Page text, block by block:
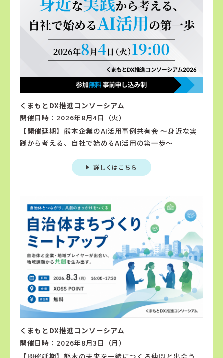
くまもとDX推進コンソーシアム
開催日時：2026年8月4日（火）
【開催延期】熊本企業のAI活用事例共有会 〜身近な実
践から考える、自社で始めるAI活用の第一歩〜
詳しくはこちら
くまもとDX推進コンソーシアム
開催日時：2026年8月3日（月）